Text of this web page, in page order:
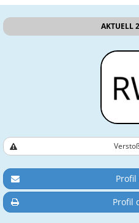
AKTUELL
Profil